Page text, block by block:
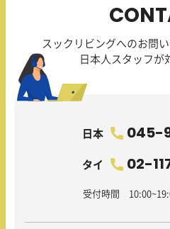
スックリビングへのお問
日本人スタッフが
日本 045-
タイ 02-
受付時間